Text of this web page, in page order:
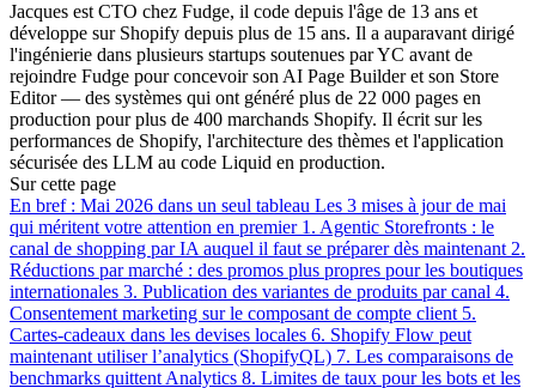
Jacques est CTO chez Fudge, il code depuis l'âge de 13 ans et
développe sur Shopify depuis plus de 15 ans. Il a auparavant dirigé
l'ingénierie dans plusieurs startups soutenues par YC avant de
rejoindre Fudge pour concevoir son AI Page Builder et son Store
Editor — des systèmes qui ont généré plus de 22 000 pages en
production pour plus de 400 marchands Shopify. Il écrit sur les
performances de Shopify, l'architecture des thèmes et l'application
sécurisée des LLM au code Liquid en production.
Sur cette page
En bref : Mai 2026 dans un seul tableau Les 3 mises à jour de mai
qui méritent votre attention en premier 1. Agentic Storefronts : le
canal de shopping par IA auquel il faut se préparer dès maintenant 2.
Réductions par marché : des promos plus propres pour les boutiques
internationales 3. Publication des variantes de produits par canal 4.
Consentement marketing sur le composant de compte client 5.
Cartes-cadeaux dans les devises locales 6. Shopify Flow peut
maintenant utiliser l’analytics (ShopifyQL) 7. Les comparaisons de
benchmarks quittent Analytics 8. Limites de taux pour les bots et les